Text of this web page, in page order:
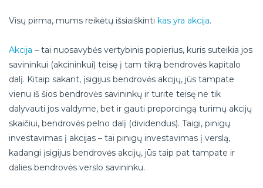
Visų pirma, mums reikėtų išsiaiškinti kas yra akcija.
Akcija – tai nuosavybės vertybinis popierius, kuris suteikia jos
savininkui (akcininkui) teisę į tam tikrą bendrovės kapitalo
dalį. Kitaip sakant, įsigijus bendrovės akcijų, jūs tampate
vienu iš šios bendrovės savininkų ir turite teisę ne tik
dalyvauti jos valdyme, bet ir gauti proporcingą turimų akcijų
skaičiui, bendrovės pelno dalį (dividendus). Taigi, pinigų
investavimas į akcijas – tai pinigų investavimas į verslą,
kadangi įsigijus bendrovės akcijų, jūs taip pat tampate ir
dalies bendrovės verslo savininku.